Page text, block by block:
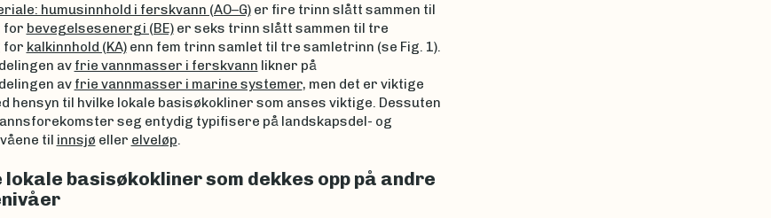
humusinnhold i ferskvann (AO–G)er fire trinn slått sammen til
for bevegelsesenergi (BE)er seks trinn slått sammen til tre
for kalkinnhold (KA)enn fem trinn samlet til tre samletrinn (se Fig. 1).
av frie vannmasser i ferskvann likner på
av frie vannmasser i marine systemer, men det er viktige
hensyn til hvilke lokale basisøkokliner som anses viktige. Dessuten
seg entydig typifisere på landskapsdel- og
til innsjø eller elveløp.
lokale basisøkokliner som dekkes opp på andre